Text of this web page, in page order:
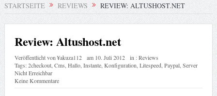
STARTSEITE REVIEWS REVIEW: ALTUSHOST.NET
Review: Altushost.net
Veröffentlicht von¥akuza112 am 10. Juli 2012 in :Reviews
Tags:2checkout, Cms Hallo, Instante, Konfiguration Litespeed, Paypal, Server
Nicht Erreichbar
Keine Kommentare